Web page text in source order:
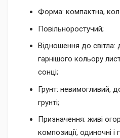
Форма: компактна,
Повільноростучий;
Відношення до світла:
гарнішого кольору
сонці;
Грунт: невимогливий,
грунті;
Призначення: живі
композиції, одиночні і